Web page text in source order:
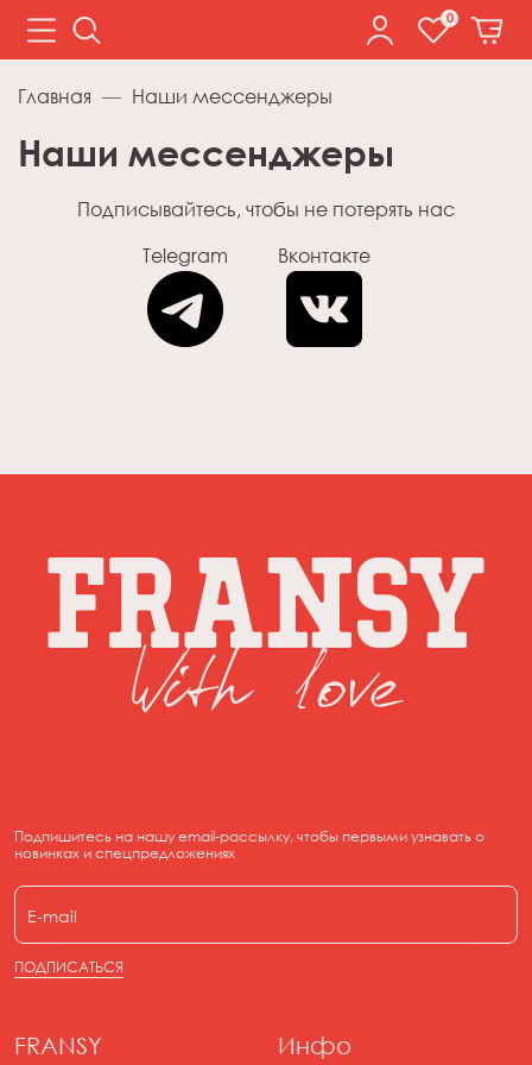
0
Главная Наши мессенджеры
Наши мессенджеры
Подписывайтесь, чтобы не потерять нас
Telegram
Вконтакте
Подпишитесь на нашу email-рассылку, чтобы первыми узнавать о
новинках и спецпредложениях
ПОДПИСАТЬСЯ
FRANSY Инфо